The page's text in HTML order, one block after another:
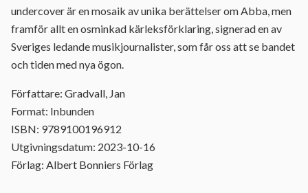
undercover är en mosaik av unika berättelser om Abba, men
framför allt en osminkad kärleksförklaring, signerad en av
Sveriges ledande musikjournalister, som får oss att se bandet
och tiden med nya ögon.
Författare: Gradvall, Jan
Format: Inbunden
ISBN: 9789100196912
Utgivningsdatum: 2023-10-16
Förlag: Albert Bonniers Förlag